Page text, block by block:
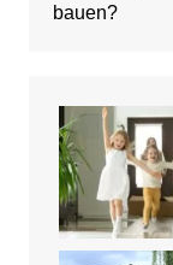
bauen?